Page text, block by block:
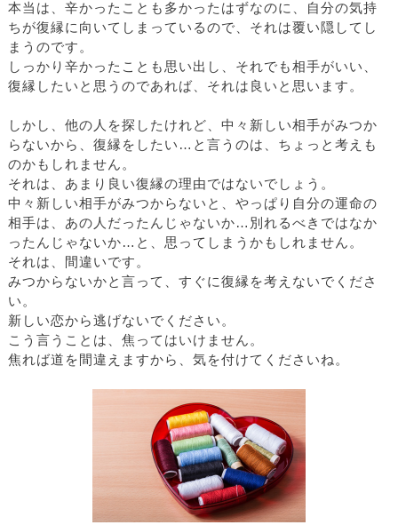
本当は、辛かったことも多かったはずなのに、自分の気持
ちが復縁に向いてしまっているので、それは覆い隠してし
まうのです。
しっかり辛かったことも思い出し、それでも相手がいい、
復縁したいと思うのであれば、それは良いと思います。
しかし、他の人を探したけれど、中々新しい相手がみつか
らないから、復縁をしたい…と言うのは、ちょっと考えも
のかもしれません。
それは、あまり良い復縁の理由ではないでしょう。
中々新しい相手がみつからないと、やっぱり自分の運命の
相手は、あの人だったんじゃないか…別れるべきではなか
ったんじゃないか…と、思ってしまうかもしれません。
それは、間違いです。
みつからないかと言って、すぐに復縁を考えないでくださ
い。
新しい恋から逃げないでください。
こう言うことは、焦ってはいけません。
焦れば道を間違えますから、気を付けてくださいね。